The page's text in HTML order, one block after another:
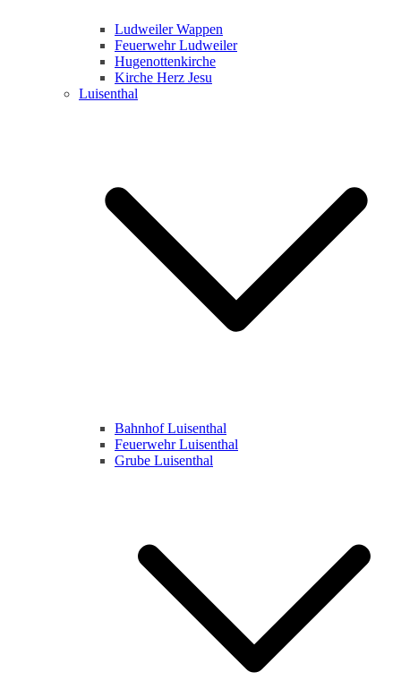
Ludweiler Wappen
Feuerwehr Ludweiler
Hugenottenkirche
Kirche Herz Jesu
Luisenthal
Bahnhof Luisenthal
Feuerwehr Luisenthal
Grube Luisenthal